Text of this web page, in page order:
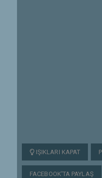
IŞIKLARI KAPAT
FACEBOOK'TA PAYLAŞ